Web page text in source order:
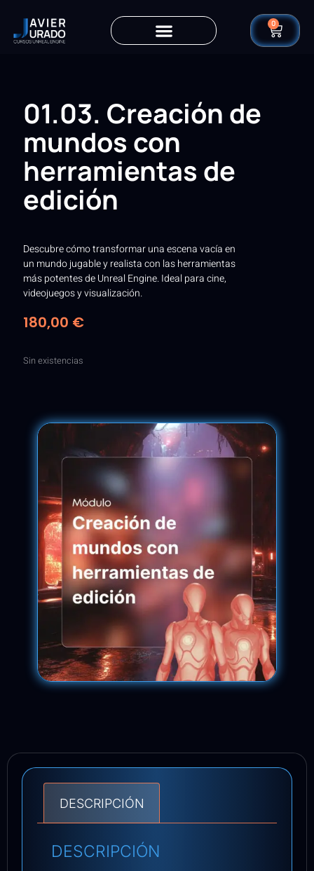
0
01.03. Creación de
mundos con
herramientas de
edición
Descubre cómo transformar una escena vacía en
un mundo jugable y realista con las herramientas
más potentes de Unreal Engine. Ideal para cine,
videojuegos y visualización.
180,00 €
Sin existencias
DESCRIPCIÓN
DESCRIPCIÓN